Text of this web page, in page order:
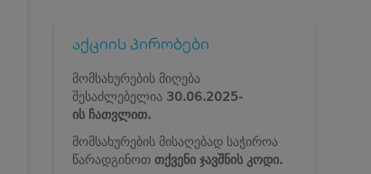
აქციის პირობები
მომსახურების მიღება
შესაძლებელია30.06.2025-
ის ჩათვლით.
მომსახურების მისაღებად საჭიროა
წარადგინოთ თქვენი ჯავშნის კოდი.